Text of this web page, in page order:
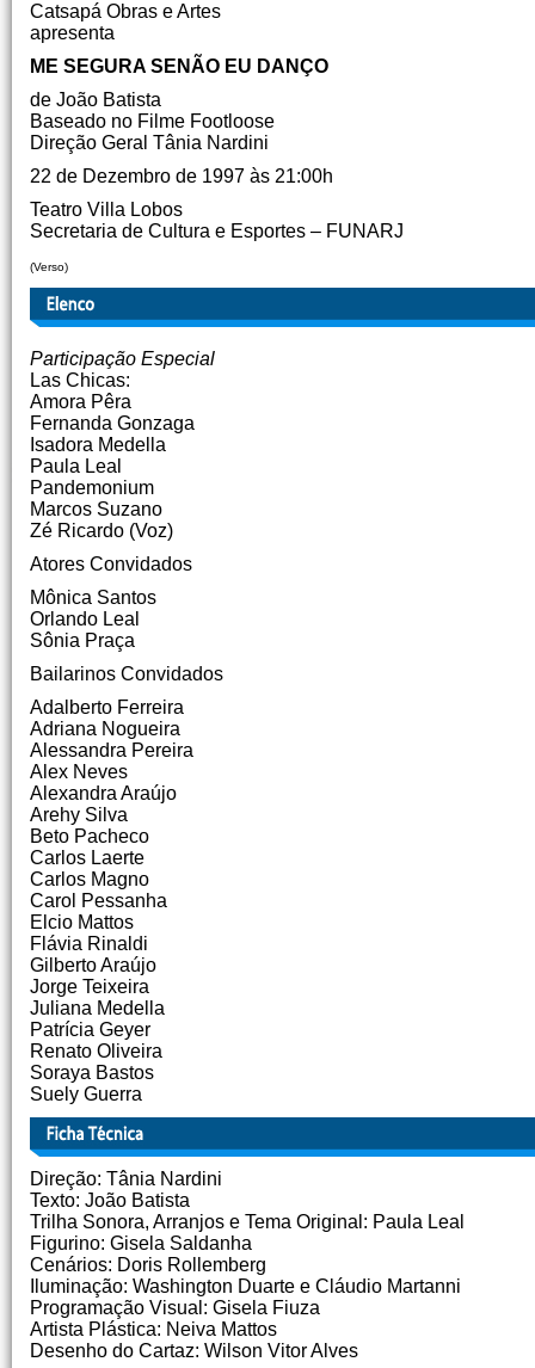
Catsapá Obras e Artes
apresenta
ME SEGURA SENÃO EU DANÇO
de João Batista
Baseado no Filme Footloose
Direção Geral Tânia Nardini
22 de Dezembro de 1997 às 21:00h
Teatro Villa Lobos
Secretaria de Cultura e Esportes – FUNARJ
(Verso)
Participação Especial
Las Chicas:
Amora Pêra
Fernanda Gonzaga
Isadora Medella
Paula Leal
Pandemonium
Marcos Suzano
Zé Ricardo (Voz)
Atores Convidados
Mônica Santos
Orlando Leal
Sônia Praça
Bailarinos Convidados
Adalberto Ferreira
Adriana Nogueira
Alessandra Pereira
Alex Neves
Alexandra Araújo
Arehy Silva
Beto Pacheco
Carlos Laerte
Carlos Magno
Carol Pessanha
Elcio Mattos
Flávia Rinaldi
Gilberto Araújo
Jorge Teixeira
Juliana Medella
Patrícia Geyer
Renato Oliveira
Soraya Bastos
Suely Guerra
Direção: Tânia Nardini
Texto: João Batista
Trilha Sonora, Arranjos e Tema Original: Paula Leal
Figurino: Gisela Saldanha
Cenários: Doris Rollemberg
Iluminação: Washington Duarte e Cláudio Martanni
Programação Visual: Gisela Fiuza
Artista Plástica: Neiva Mattos
Desenho do Cartaz: Wilson Vitor Alves